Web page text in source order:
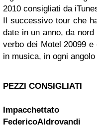
2010 consigliati da
Il successivo tour che
date in un anno, da
verbo dei Motel 20099
in musica, in ogni
PEZZI CONSIGLIATI
Impacchettato
FedericoAldrovandi